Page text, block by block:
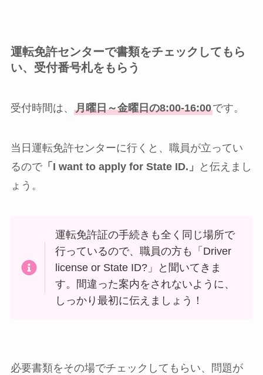
運転免許センターで書類をチェックしてもら
い、受付番号札をもらう
受付時間は、 月曜日～金曜日の8:00-16:00です。
当日運転免許センターに行くと、職員が立ってい
るので「I want to apply for State ID.」
と伝えまし
ょう。
運転免許証の手続きも全く同じ場所で
行っているので、職員の方も「Driver
license or State ID?」と聞いてきま
す。間違った案内をされないように、
しっかり最初に伝えましょう！
必要書類をその場でチェックしてもらい、問題が